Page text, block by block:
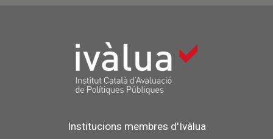
Institucions membres d'Ivàlua